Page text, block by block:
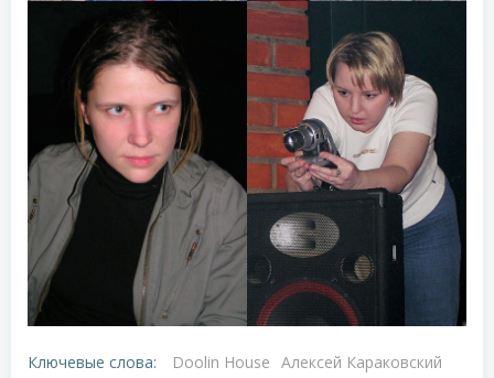
Ключевые слова: Doolin House Алексей Караковский